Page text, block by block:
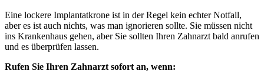
Eine lockere Implantatkrone ist in der Regel kein echter Notfall,
aber es ist auch nichts, was man ignorieren sollte. Sie müssen nicht
ins Krankenhaus gehen, aber Sie sollten Ihren Zahnarzt bald anrufen
und es überprüfen lassen.
Rufen Sie Ihren Zahnarzt sofort an, wenn: